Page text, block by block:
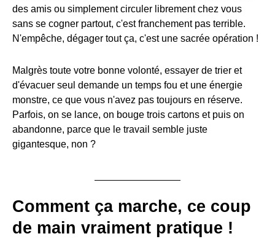
des amis ou simplement circuler librement chez vous
sans se cogner partout, c'est franchement pas terrible.
N'empêche, dégager tout ça, c'est une sacrée opération !
Malgrès toute votre bonne volonté, essayer de trier et
d'évacuer seul demande un temps fou et une énergie
monstre, ce que vous n'avez pas toujours en réserve.
Parfois, on se lance, on bouge trois cartons et puis on
abandonne, parce que le travail semble juste
gigantesque, non ?
Comment ça marche, ce coup
de main vraiment pratique !